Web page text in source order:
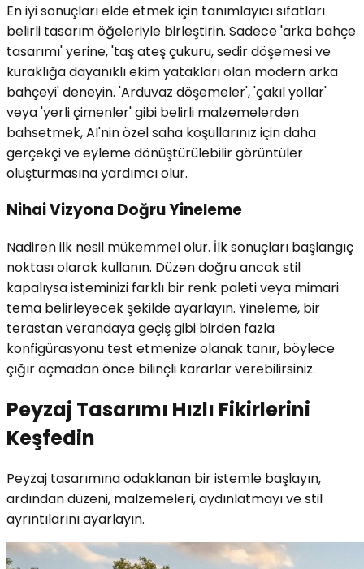
En iyi sonuçları elde etmek için tanımlayıcı sıfatları
belirli tasarım öğeleriyle birleştirin. Sadece 'arka bahçe
tasarımı' yerine, 'taş ateş çukuru, sedir döşemesi ve
kuraklığa dayanıklı ekim yatakları olan modern arka
bahçeyi' deneyin. 'Arduvaz döşemeler', 'çakıl yollar'
veya 'yerli çimenler' gibi belirli malzemelerden
bahsetmek, AI'nin özel saha koşullarınız için daha
gerçekçi ve eyleme dönüştürülebilir görüntüler
oluşturmasına yardımcı olur.
Nihai Vizyona Doğru Yineleme
Nadiren ilk nesil mükemmel olur. İlk sonuçları başlangıç ​​
noktası olarak kullanın. Düzen doğru ancak stil
kapalıysa isteminizi farklı bir renk paleti veya mimari
tema belirleyecek şekilde ayarlayın. Yineleme, bir
terastan verandaya geçiş gibi birden fazla
konfigürasyonu test etmenize olanak tanır, böylece
çığır açmadan önce bilinçli kararlar verebilirsiniz.
Peyzaj Tasarımı Hızlı Fikirlerini
Keşfedin
Peyzaj tasarımına odaklanan bir istemle başlayın,
ardından düzeni, malzemeleri, aydınlatmayı ve stil
ayrıntılarını ayarlayın.